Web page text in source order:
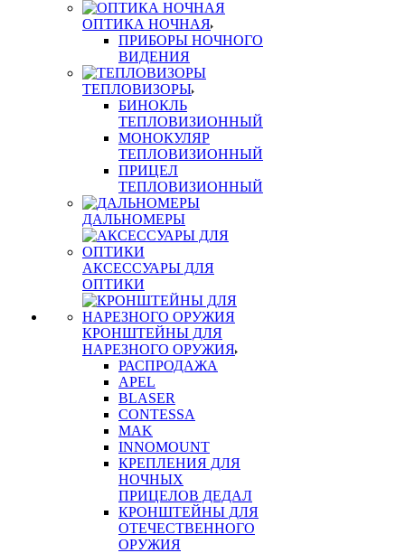
ОПТИКА НОЧНАЯ
ПРИБОРЫ НОЧНОГО
ВИДЕНИЯ
ТЕПЛОВИЗОРЫ
БИНОКЛЬ
ТЕПЛОВИЗИОННЫЙ
МОНОКУЛЯР
ТЕПЛОВИЗИОННЫЙ
ПРИЦЕЛ
ТЕПЛОВИЗИОННЫЙ
ДАЛЬНОМЕРЫ
АКСЕССУАРЫ ДЛЯ
ОПТИКИ
КРОНШТЕЙНЫ ДЛЯ
НАРЕЗНОГО ОРУЖИЯ
РАСПРОДАЖА
APEL
BLASER
CONTESSA
MAK
INNOMOUNT
КРЕПЛЕНИЯ ДЛЯ
НОЧНЫХ
ПРИЦЕЛОВ ДЕДАЛ
КРОНШТЕЙНЫ ДЛЯ
ОТЕЧЕСТВЕННОГО
ОРУЖИЯ